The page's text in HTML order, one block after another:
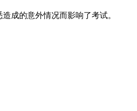
成的意外情况而影响了考试。